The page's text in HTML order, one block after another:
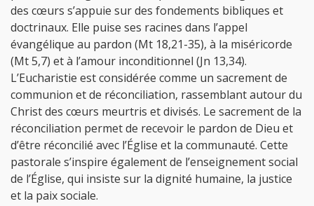
des cœurs s’appuie sur des fondements bibliques et
doctrinaux. Elle puise ses racines dans l’appel
évangélique au pardon (Mt 18,21-35), à la miséricorde
(Mt 5,7) et à l’amour inconditionnel (Jn 13,34).
L’Eucharistie est considérée comme un sacrement de
communion et de réconciliation, rassemblant autour du
Christ des cœurs meurtris et divisés. Le sacrement de la
réconciliation permet de recevoir le pardon de Dieu et
d’être réconcilié avec l’Église et la communauté. Cette
pastorale s’inspire également de l’enseignement social
de l’Église, qui insiste sur la dignité humaine, la justice
et la paix sociale.